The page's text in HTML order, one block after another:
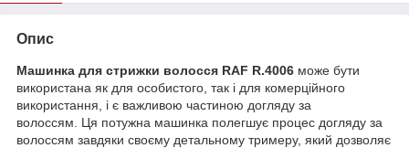
Опис
Машинка для стрижки волосся RAF R.4006 може бути
використана як для особистого, так і для комерційного
використання, і є важливою частиною догляду за
волоссям. Ця потужна машинка полегшує процес догляду за
волоссям завдяки своєму детальному тримеру, який дозволяє